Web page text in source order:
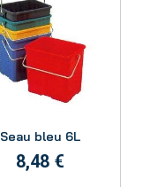
Seau bleu 6L
8,48 €